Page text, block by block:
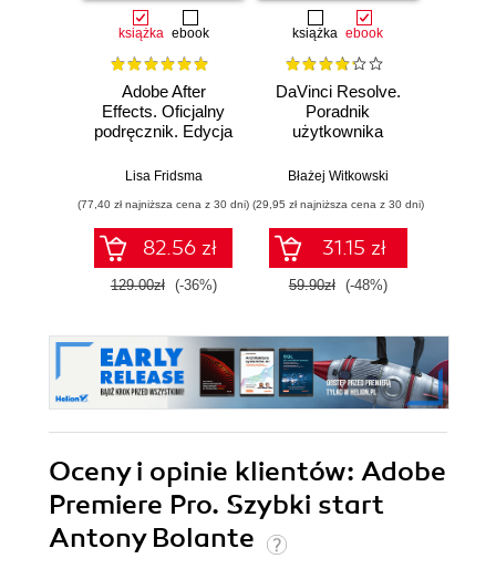
książka ebook
Adobe After
Effects. Oficjalny
podręcznik. Edycja
Lisa Fridsma
(77,40 zł najniższa cena z 30 dni)
82.56 zł
129.00zł (-36%)
książka ebook
DaVinci Resolve.
Poradnik
użytkownika
Błażej Witkowski
(29,95 zł najniższa cena z 30 dni)
31.15 zł
59.90zł (-48%)
Oceny i opinie klientów: Adobe
Premiere Pro. Szybki start
Antony Bolante